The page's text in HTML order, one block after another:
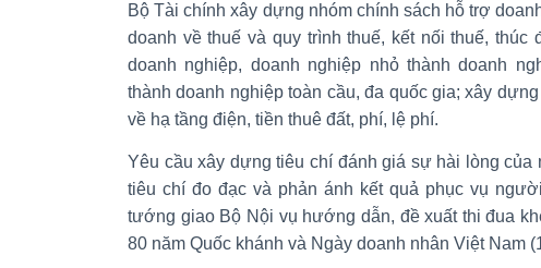
Bộ Tài chính xây dựng nhóm chính sách hỗ trợ
doanh về thuế và quy trình thuế, kết nối thuế, thúc
doanh nghiệp, doanh nghiệp nhỏ thành doanh
thành doanh nghiệp toàn cầu, đa quốc gia; xây
về hạ tầng điện, tiền thuê đất, phí, lệ phí.
Yêu cầu xây dựng tiêu chí đánh giá sự hài lòng của
tiêu chí đo đạc và phản ánh kết quả phục vụ
tướng giao Bộ Nội vụ hướng dẫn, đề xuất thi đua
80 năm Quốc khánh và Ngày doanh nhân Việt Nam